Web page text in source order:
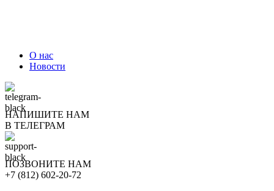
О нас
Новости
НАПИШИТЕ НАМ
В ТЕЛЕГРАМ
ПОЗВОНИТЕ НАМ
+7 (812) 602-20-72